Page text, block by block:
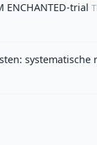
ENCHANTED-trial
systematische